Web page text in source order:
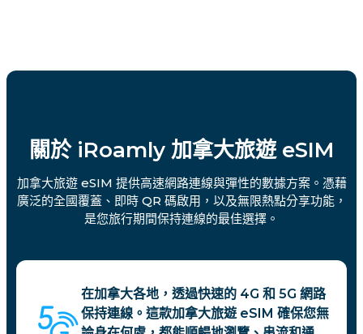
關於 iRoamly 加拿大旅遊 eSIM
加拿大旅遊 eSIM 提供高速網路連線與彈性的數據方案。憑藉
廣泛的全國覆蓋、即時 QR 碼啟用，以及無限熱點分享功能，
是您旅行期間保持連線的最佳選擇。
在加拿大各地，透過快速的 4G 和 5G 網路
保持連線。這款加拿大旅遊 eSIM 確保您無